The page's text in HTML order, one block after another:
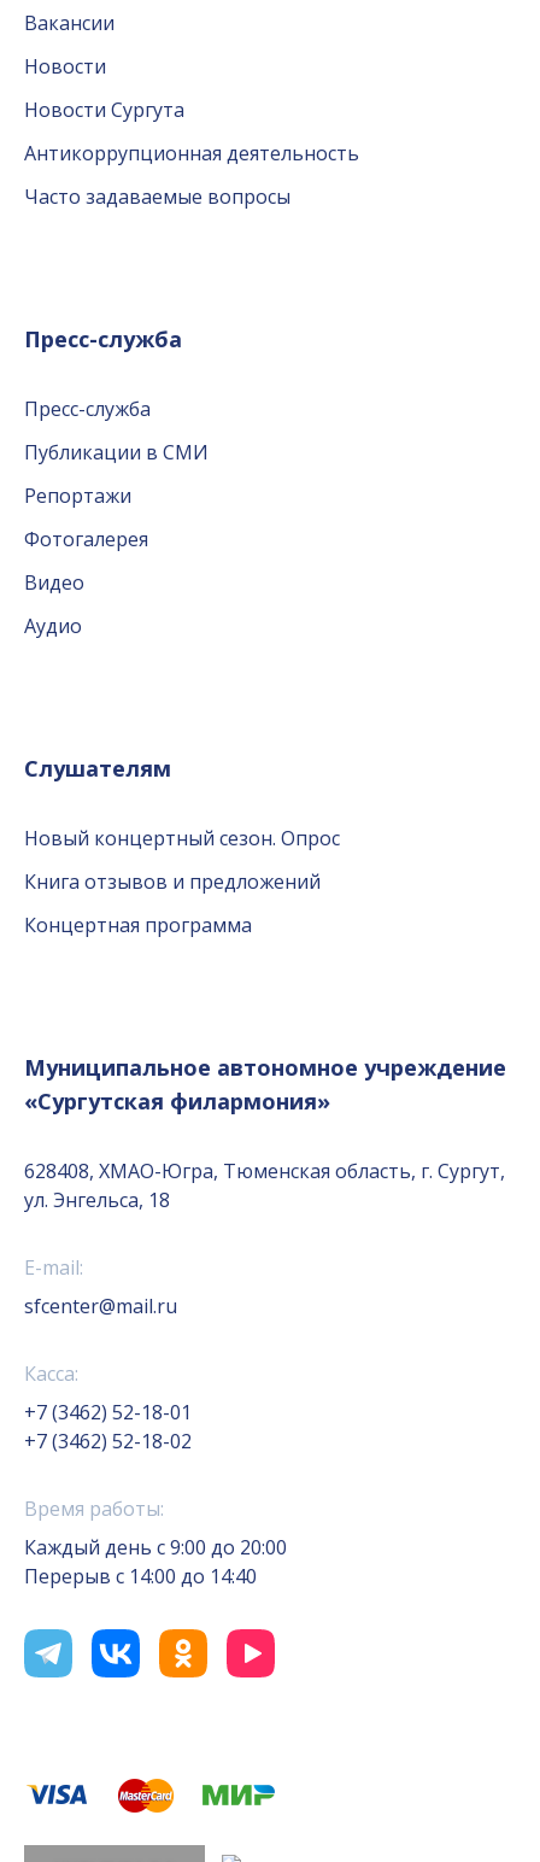
Вакансии
Новости
Новости Сургута
Антикоррупционная деятельность
Часто задаваемые вопросы
Пресс-служба
Пресс-служба
Публикации в СМИ
Репортажи
Фотогалерея
Видео
Аудио
Слушателям
Новый концертный сезон. Опрос
Книга отзывов и предложений
Концертная программа
Муниципальное автономное учреждение
«Сургутская филармония»
628408, ХМАО-Югра, Тюменская область, г. Сургут,
ул. Энгельса, 18
E-mail:
sfcenter@mail.ru
Касса:
+7 (3462) 52-18-01
+7 (3462) 52-18-02
Время работы:
Каждый день с 9:00 до 20:00
Перерыв с 14:00 до 14:40